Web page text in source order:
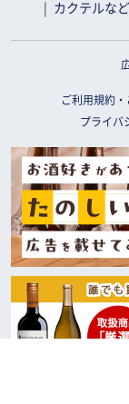
カクテルなど
ご利用規約
プライバ